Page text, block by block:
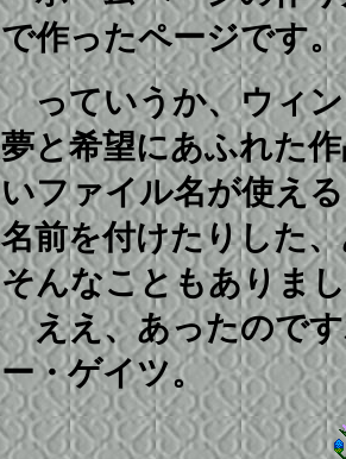
で作ったページです。
っていうか、ウィン
夢と希望にあふれた
いファイル名が使え
名前を付けたりした
そんなこともありま
ええ、あったのです
ー・ゲイツ。